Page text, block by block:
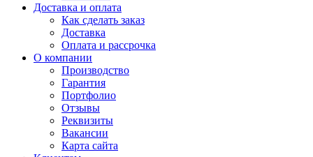
Доставка и оплата
Как сделать заказ
Доставка
Оплата и рассрочка
О компании
Производство
Гарантия
Портфолио
Отзывы
Реквизиты
Вакансии
Карта сайта